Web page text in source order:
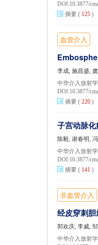
DOI:10.3877/
摘要 ( 125 )
血管介入
李成, 施昌盛,
中华介入放射学
DOI:10.3877/
摘要 ( 220 )
子宫动脉
陈毅, 谢春明,
中华介入放射学
DOI:10.3877/
摘要 ( 141 )
非血管介入
经皮穿刺
郭欢庆, 李威,
中华介入放射学